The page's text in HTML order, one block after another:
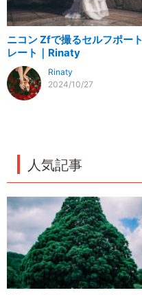
ニコン Zfで撮るセルフポート
レート｜Rinaty
Rinaty
2024/10/27
人気記事